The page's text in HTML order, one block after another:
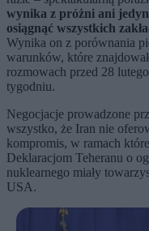
wynika z próżni ani
osiągnąć wszystkich
Wynika on z porównania
warunków, które
rozmowach przed 28
tygodniu.
Negocjacje prowadzone
wszystko, że Iran nie
kompromis, w ramach
Deklaracjom Teheranu o
nuklearnego miały
USA.